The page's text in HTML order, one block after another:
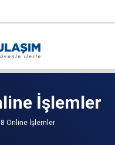
İşlemler
Online İşlemler